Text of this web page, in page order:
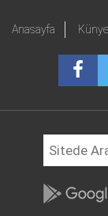
Anasayfa Künye